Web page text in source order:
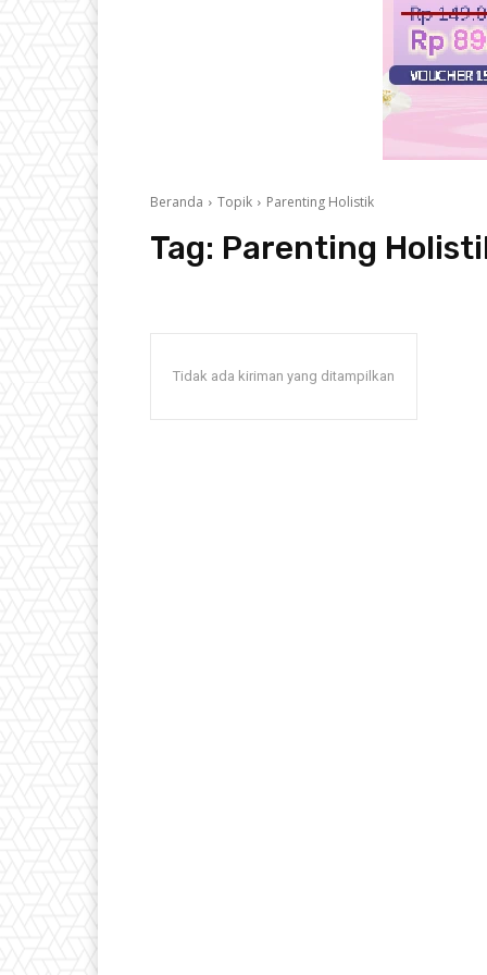
Beranda Topik Parenting Holistik
Tag: Parenting
Tidak ada kiriman yang ditampilkan